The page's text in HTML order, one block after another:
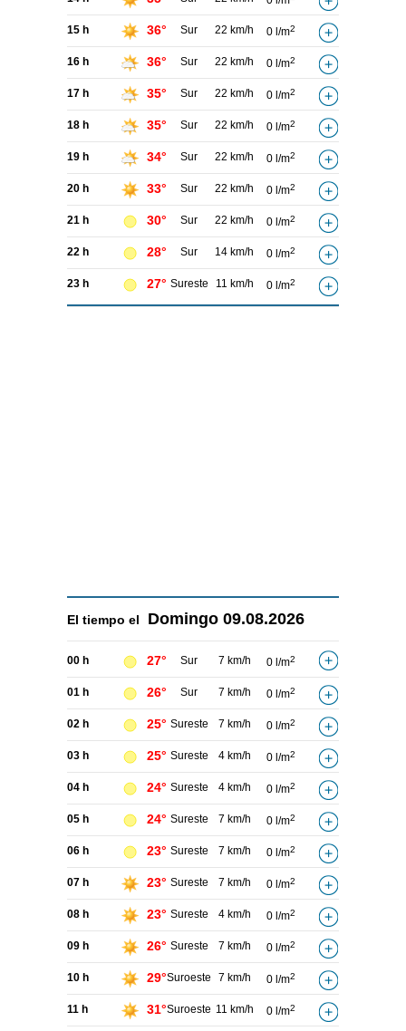
15 h 36° Sur 22 km/h 0 l/m2
16 h 36° Sur 22 km/h 0 l/m2
17 h 35° Sur 22 km/h 0 l/m2
18 h 35° Sur 22 km/h 0 l/m2
19 h 34° Sur 22 km/h 0 l/m2
20 h 33° Sur 22 km/h 0 l/m2
21 h 30° Sur 22 km/h 0 l/m2
22 h 28° Sur 14 km/h 0 l/m2
23 h 27° Sureste 11 km/h 0 l/m2
El tiempo el Domingo 09.08.2026
00 h 27° Sur 7 km/h 0 l/m2
01 h 26° Sur 7 km/h 0 l/m2
02 h 25° Sureste 7 km/h 0 l/m2
03 h 25° Sureste 4 km/h 0 l/m2
04 h 24° Sureste 4 km/h 0 l/m2
05 h 24° Sureste 7 km/h 0 l/m2
06 h 23° Sureste 7 km/h 0 l/m2
07 h 23° Sureste 7 km/h 0 l/m2
08 h 23° Sureste 4 km/h 0 l/m2
09 h 26° Sureste 7 km/h 0 l/m2
10 h 29°Suroeste 7 km/h 0 l/m2
11 h 31°Suroeste 11 km/h 0 l/m2